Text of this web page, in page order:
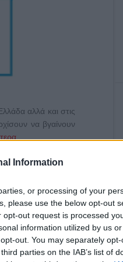
Information
or processing of your
please use the below opt-out
out request is processed
information utilized by us
out. You may separately
parties on the IAB’s list of
αλλά και στις
να βγαίνουν